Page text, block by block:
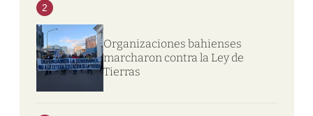
2
Organizaciones bahienses
marcharon contra la Ley de
Tierras